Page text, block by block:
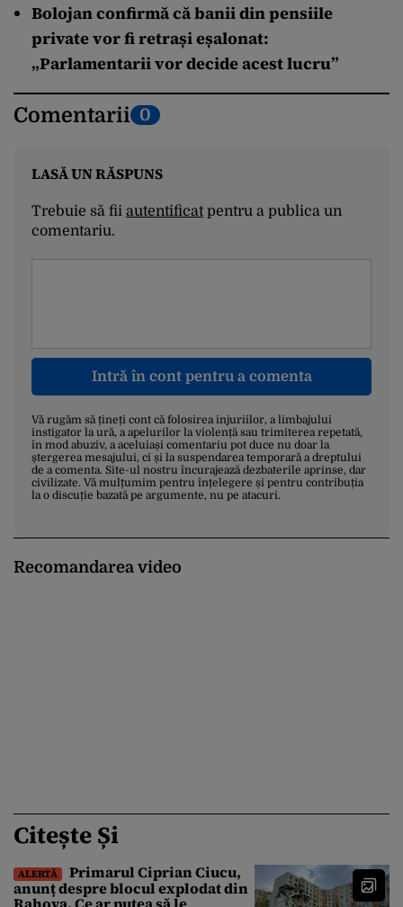
Bolojan confirmă că banii din pensiile
private vor fi retrași eșalonat:
„Parlamentarii vor decide acest lucru”
Comentarii 0
LASĂ UN RĂSPUNS
Trebuie să fii autentificatpentru a publica un
comentariu.
Intră în cont pentru a comenta
Vă rugăm să țineți cont că folosirea injuriilor, a limbajului
instigator la ură, a apelurilor la violență sau trimiterea repetată,
în mod abuziv, a aceluiași comentariu pot duce nu doar la
ștergerea mesajului, ci și la suspendarea temporară a dreptului
de a comenta. Site-ul nostru încurajează dezbaterile aprinse, dar
civilizate. Vă mulțumim pentru înțelegere și pentru contribuția
la o discuție bazată pe argumente, nu pe atacuri.
Recomandarea video
Citește Și
ALERTĂ
Primarul Ciprian Ciucu,
anunț despre blocul explodat din